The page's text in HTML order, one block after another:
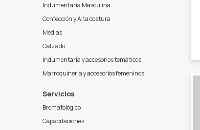
Indumentaria Masculina
Confección y Alta costura
Medias
Calzado
Indumentaria y accesorios temáticos
Marroquinería y accesorios femeninos
Servicios
Bromatológico
Capacitaciones